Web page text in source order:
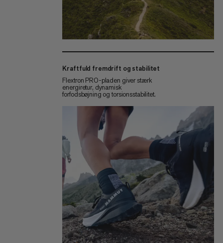
Kraftfuld fremdrift og stabilitet
Flextron PRO-pladen giver stærk
energiretur, dynamisk
forfodsbøjning og torsionsstabilitet.